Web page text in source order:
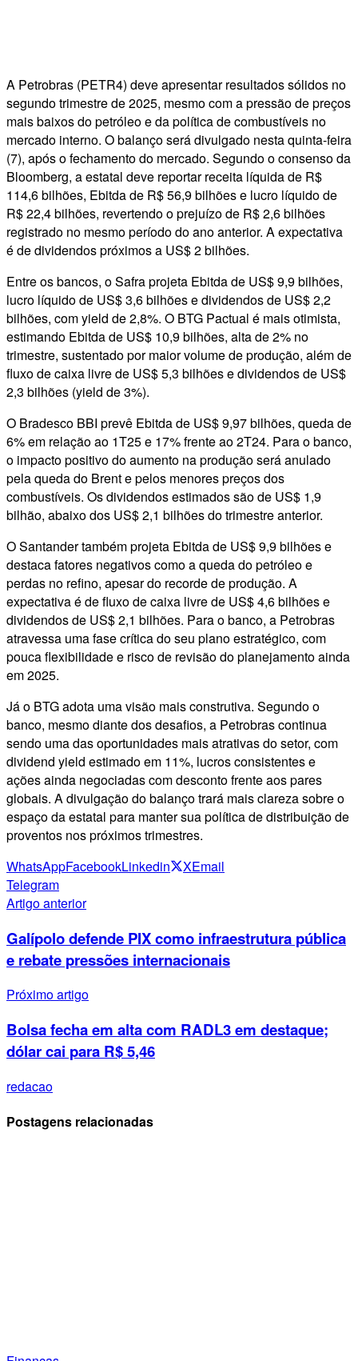
A Petrobras (PETR4) deve apresentar resultados sólidos no
segundo trimestre de 2025, mesmo com a pressão de preços
mais baixos do petróleo e da política de combustíveis no
mercado interno. O balanço será divulgado nesta quinta-feira
(7), após o fechamento do mercado. Segundo o consenso da
Bloomberg, a estatal deve reportar receita líquida de R$
114,6 bilhões, Ebitda de R$ 56,9 bilhões e lucro líquido de
R$ 22,4 bilhões, revertendo o prejuízo de R$ 2,6 bilhões
registrado no mesmo período do ano anterior. A expectativa
é de dividendos próximos a US$ 2 bilhões.
Entre os bancos, o Safra projeta Ebitda de US$ 9,9 bilhões,
lucro líquido de US$ 3,6 bilhões e dividendos de US$ 2,2
bilhões, com yield de 2,8%. O BTG Pactual é mais otimista,
estimando Ebitda de US$ 10,9 bilhões, alta de 2% no
trimestre, sustentado por maior volume de produção, além de
fluxo de caixa livre de US$ 5,3 bilhões e dividendos de US$
2,3 bilhões (yield de 3%).
O Bradesco BBI prevê Ebitda de US$ 9,97 bilhões, queda de
6% em relação ao 1T25 e 17% frente ao 2T24. Para o banco,
o impacto positivo do aumento na produção será anulado
pela queda do Brent e pelos menores preços dos
combustíveis. Os dividendos estimados são de US$ 1,9
bilhão, abaixo dos US$ 2,1 bilhões do trimestre anterior.
O Santander também projeta Ebitda de US$ 9,9 bilhões e
destaca fatores negativos como a queda do petróleo e
perdas no refino, apesar do recorde de produção. A
expectativa é de fluxo de caixa livre de US$ 4,6 bilhões e
dividendos de US$ 2,1 bilhões. Para o banco, a Petrobras
atravessa uma fase crítica do seu plano estratégico, com
pouca flexibilidade e risco de revisão do planejamento ainda
em 2025.
Já o BTG adota uma visão mais construtiva. Segundo o
banco, mesmo diante dos desafios, a Petrobras continua
sendo uma das oportunidades mais atrativas do setor, com
dividend yield estimado em 11%, lucros consistentes e
ações ainda negociadas com desconto frente aos pares
globais. A divulgação do balanço trará mais clareza sobre o
espaço da estatal para manter sua política de distribuição de
proventos nos próximos trimestres.
WhatsAppFacebookLinkedin XEmail
Telegram
Artigo anterior
Galípolo defende PIX como infraestrutura pública
e rebate pressões internacionais
Próximo artigo
Bolsa fecha em alta com RADL3 em destaque;
dólar cai para R$ 5,46
redacao
Postagens relacionadas